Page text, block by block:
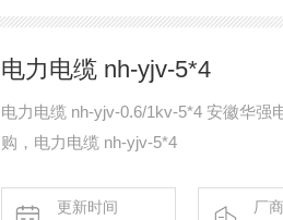
电力电缆 nh-yjv-5*4
电力电缆 nh-yjv-0.6/1kv-5*4 安徽华强
购，电力电缆 nh-yjv-5*4
更新时间
厂